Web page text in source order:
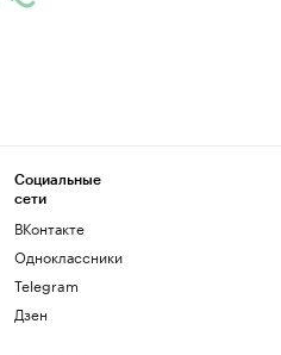
Социальные
сети
ВКонтакте
Одноклассники
Telegram
Дзен